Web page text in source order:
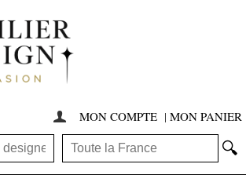
 MON COMPTE | MON PANIER
🔍